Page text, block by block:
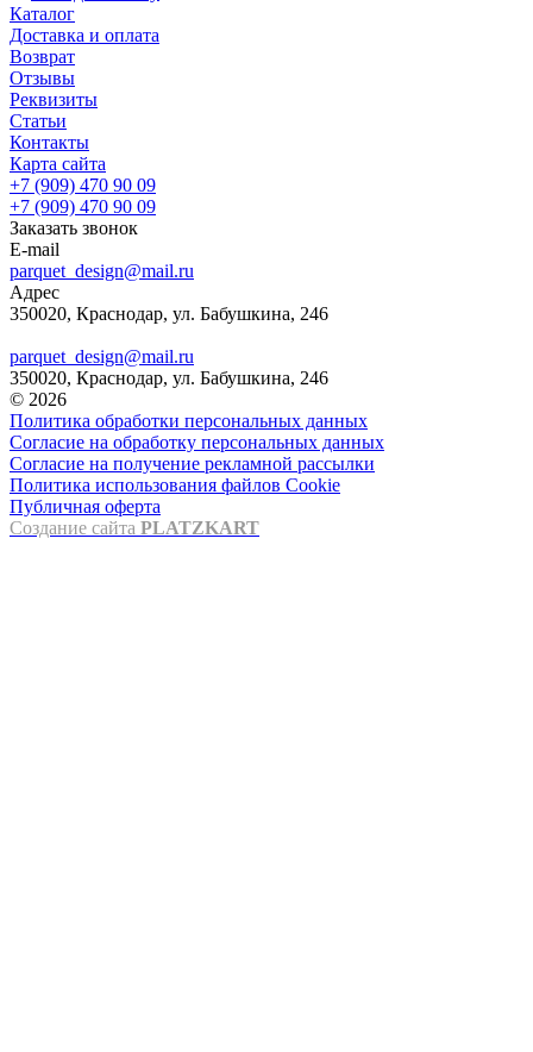
Каталог
Доставка и оплата
Возврат
Отзывы
Реквизиты
Статьи
Контакты
Карта сайта
+7 (909) 470 90 09
+7 (909) 470 90 09
Заказать звонок
E-mail
parquet_design@mail.ru
Адрес
350020, Краснодар, ул. Бабушкина, 246
parquet_design@mail.ru
350020, Краснодар, ул. Бабушкина, 246
© 2026
Политика обработки персональных данных
Согласие на обработку персональных данных
Согласие на получение рекламной рассылки
Политика использования файлов Cookie
Публичная оферта
Создание сайта PLATZKART